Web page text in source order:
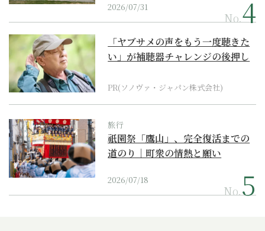
2026/07/31
No.
「ヤブサメの声をもう一度聴きた
い」が補聴器チャレンジの後押し
PR(ソノヴァ・ジャパン株式会社)
旅行
祇園祭「鷹山」、完全復活までの
道のり｜町衆の情熱と願い
2026/07/18
No.